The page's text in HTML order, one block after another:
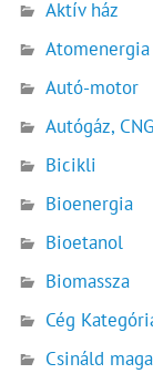
Aktív ház
Atomenergia
Autó-motor
Autógáz,
Bicikli
Bioenergia
Bioetanol
Biomassza
Cég
Csináld